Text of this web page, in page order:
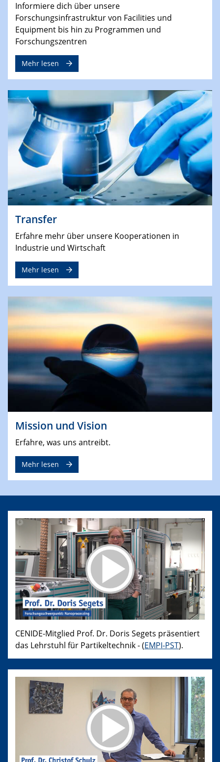
Informiere dich über unsere
Forschungsinfrastruktur von Facilities und
Equipment bis hin zu Programmen und
Forschungszentren
Mehr lesen
Transfer
Erfahre mehr über unsere Kooperationen in
Industrie und Wirtschaft
Mehr lesen
Mission und Vision
Erfahre, was uns antreibt.
Mehr lesen
CENIDE-Mitglied Prof. Dr. Doris Segets präsentiert
das Lehrstuhl für Partikeltechnik - (EMPI-PST).